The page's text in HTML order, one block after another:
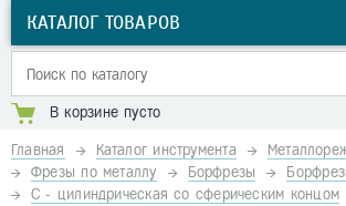
КАТАЛОГ ТОВАРОВ
В корзине пусто
Главная Каталог инструмента
Фрезы по металлу
Борфрезы
С - цилиндрическая со сферическим концом